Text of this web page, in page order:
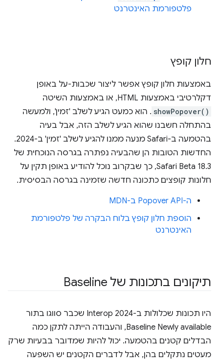
פלטפורמת האינטרנט
חלון קופץ
באמצעות חלון קופץ אפשר ליצור שכבות-על באופן
דקלרטיבי באמצעות HTML, או באמצעות השיטה
showPopover() . הוא כמעט הגיע לשלב 'זמין', ולמעשה
בהתחלה חשבנו שהוא הגיע לשלב הזה, אבל בעיה
בהטמעה ב-Safari מנעה ממנו להגיע לשלב 'זמין' ב-2024.
החדשות הטובות הן שהבעיה נפתרה בגרסה הנוכחית של
Safari Beta 18.3, כך שבקרוב נוכל להודיע באופן תקין על
חלונות קופצים כתכונה חדשה שזמינה בגרסה הבסיסית.
ה-Popover API ב-MDN
הוספת חלון קופץ בלוח הבקרה של פלטפורמת
האינטרנט
תיקונים בתכונות של Baseline
היו תכונות שכלולות ב-Interop 2024 שכבר סווגו בתור
Baseline Newly available, והעבודה הייתה לתקן כמה
הבדלים קטנים בהטמעה. יכול להיות שמדובר בבעיות שרק
מעטים נתקלים בהן, אבל לדברים הקטנים יש השפעה